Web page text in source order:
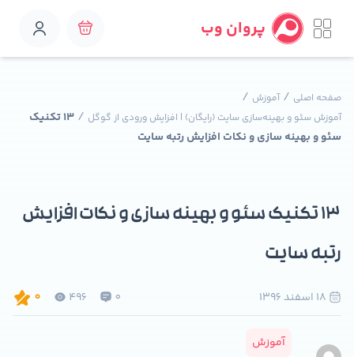
پروان وب
صفحه اصلی /آموزش /
آموزش سئو و بهینه‌سازی سایت (رایگان) | افزایش ورودی از گوگل /
۱۳ تکنیک
سئو و بهینه سازی و نکات افزایش رتبه سایت
0
496
0
۱۳ تکنیک سئو و بهینه سازی و نکات افزایش
رتبه سایت
آموزش